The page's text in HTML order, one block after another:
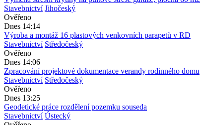
Stavebnictví Jihočeský
Ověřeno
Dnes 14:14
Výroba a montáž 16 plastových venkovních parapetů v RD
Stavebnictví Středočeský
Ověřeno
Dnes 14:06
Zpracování projektové dokumentace verandy rodinného domu
Stavebnictví Středočeský
Ověřeno
Dnes 13:25
Geodetické práce rozdělení pozemku souseda
Stavebnictví Ústecký